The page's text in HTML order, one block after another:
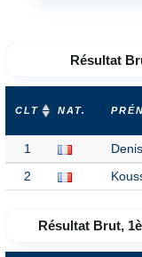
Résultat
CLT NAT.
1
2
Résultat Brut,